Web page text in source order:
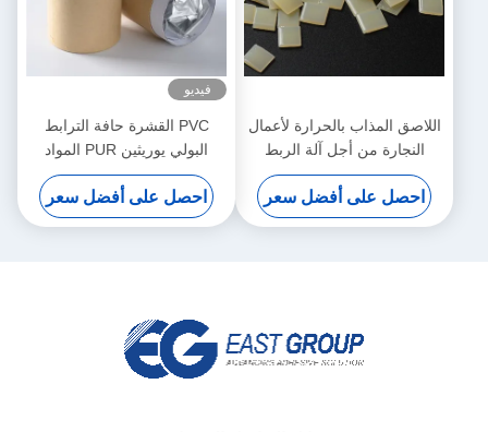
اللاصق المذاب بالحرارة لأعمال
النجارة من أجل آلة الربط
الأوتوماتيكية
احصل على أفضل سعر
فيديو
PVC القشرة حافة الترابط
البولي يوريثين PUR المواد
اللاصقة تذوب الساخنة للأثاث
احصل على أفضل سعر